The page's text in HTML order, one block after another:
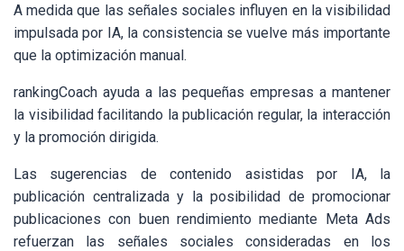
A medida que las señales sociales influyen en la visibilidad
impulsada por IA, la consistencia se vuelve más importante
que la optimización manual.
rankingCoach ayuda a las pequeñas empresas a mantener
la visibilidad facilitando la publicación regular, la interacción
y la promoción dirigida.
Las sugerencias de contenido asistidas por IA, la
publicación centralizada y la posibilidad de promocionar
publicaciones con buen rendimiento mediante Meta Ads
refuerzan las señales sociales consideradas en los